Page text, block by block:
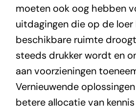
moeten ook oog hebben
uitdagingen die op de loer
beschikbare ruimte
steeds drukker wordt en
aan voorzieningen
Vernieuwende
betere allocatie van